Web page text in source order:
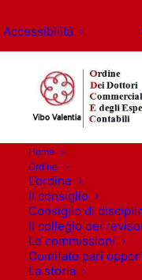
Accessibilità
Home
Ordine
L’ordine
Il consiglio
Consiglio di
Il collegio dei
Le commissioni
Comitato pari
La storia